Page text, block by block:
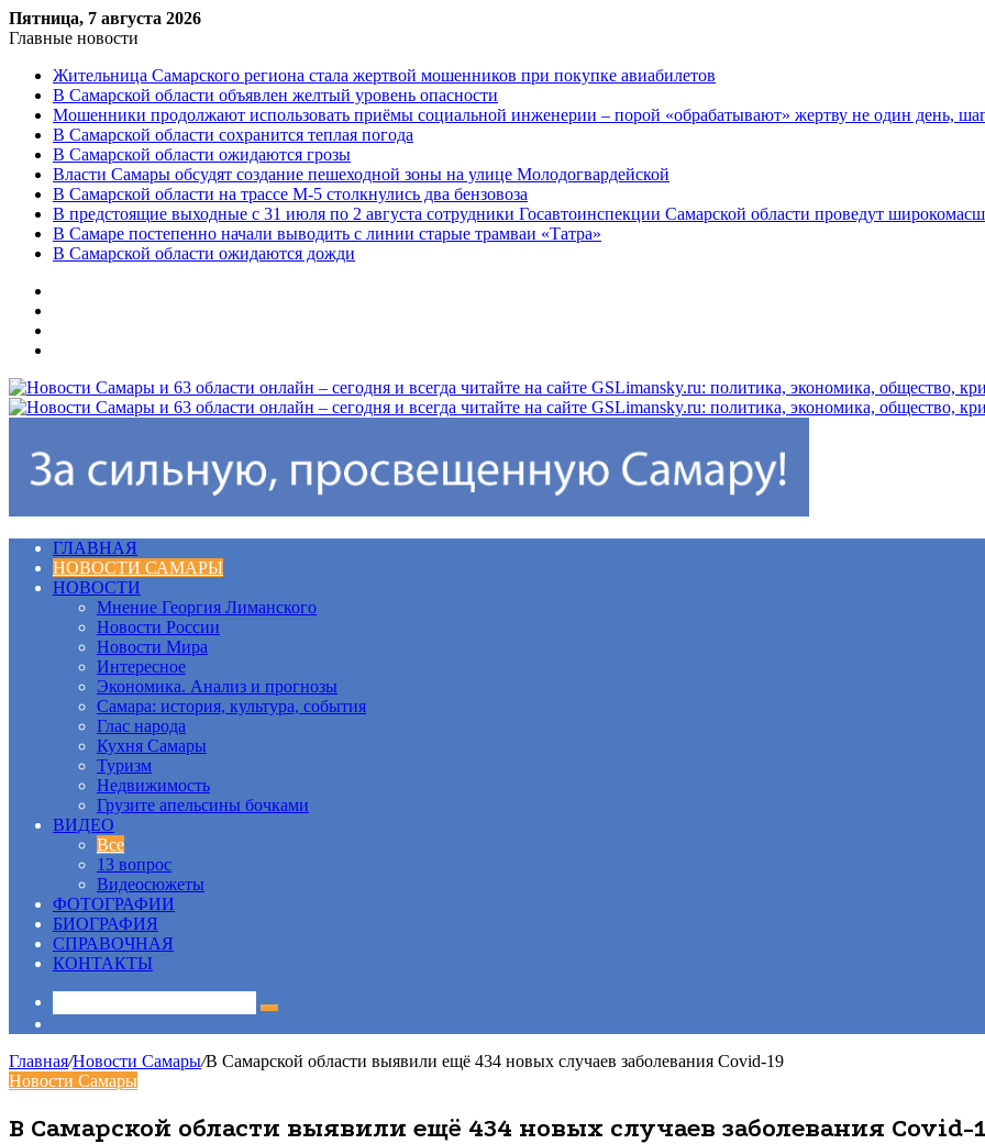
Пятница, 7 августа 2026
Главные новости
Жительница Самарского региона стала жертвой мошенников при покупке авиабилетов
В Самарской области объявлен желтый уровень опасности
Мошенники продолжают использовать приёмы социальной инженерии – порой «обрабатывают» жертву не один день,
В Самарской области сохранится теплая погода
В Самарской области ожидаются грозы
Власти Самары обсудят создание пешеходной зоны на улице Молодогвардейской
В Самарской области на трассе М-5 столкнулись два бензовоза
В предстоящие выходные с 31 июля по 2 августа сотрудники Госавтоинспекции Самарской области проведут
В Самаре постепенно начали выводить с линии старые трамваи «Татра»
В Самарской области ожидаются дожди
Меню
ГЛАВНАЯ
НОВОСТИ САМАРЫ
НОВОСТИ
Мнение Георгия Лиманского
Новости России
Новости Мира
Интересное
Экономика. Анализ и прогнозы
Самара: история, культура, события
Глас народа
Кухня Самары
Туризм
Недвижимость
Грузите апельсины бочками
ВИДЕО
Все
13 вопрос
Видеосюжеты
ФОТОГРАФИИ
БИОГРАФИЯ
СПРАВОЧНАЯ
КОНТАКТЫ
Главная/Новости Самары/В Самарской области выявили ещё 434 новых случаев заболевания Covid-19
Новости Самары
В Самарской области выявили ещё 434 новых случаев заболевания Covid-